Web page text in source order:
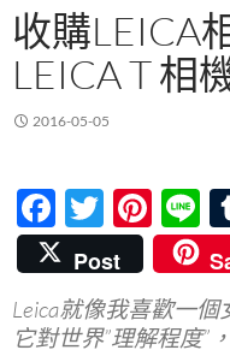
收購LEICA
LEICA T 相
2016-05-05
F
ac
e
b
T
w
itt
er
Pi
nt
er
es
Li
n
e
Post
Leica就像我喜歡一
它對世界”理解程度”